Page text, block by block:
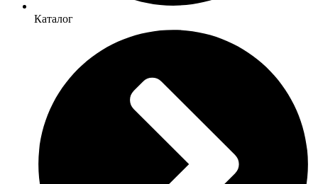
Каталог